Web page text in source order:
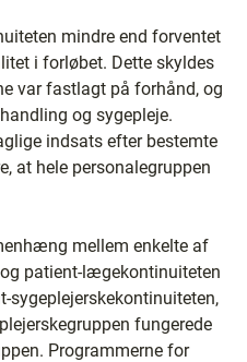
mindre end forventet
i forløbet. Dette skyldes
var fastlagt på forhånd, og
og sygepleje.
indsats efter bestemte
at hele personalegruppen
mellem enkelte af
patient-lægekontinuiteten
sygeplejerskekontinuiteten,
fungerede
Programmerne for